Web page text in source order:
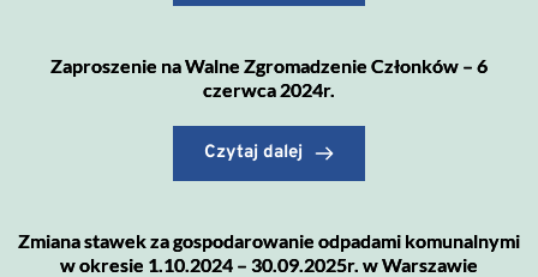
Zaproszenie na Walne Zgromadzenie Członków – 6
czerwca 2024r.
Czytaj dalej
Zmiana stawek za gospodarowanie odpadami komunalnymi
w okresie 1.10.2024 – 30.09.2025r. w Warszawie